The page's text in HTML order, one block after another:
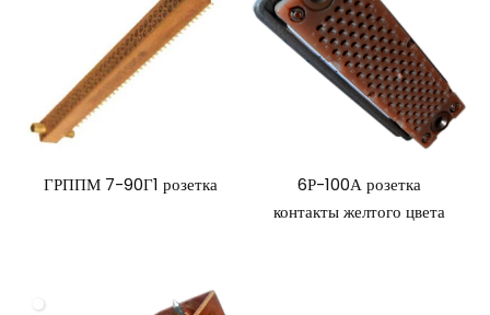
ГРППМ 7-90Г1 розетка
6Р-100А розетка
контакты желтого цвета